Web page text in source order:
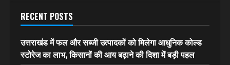
RECENT POSTS
उत्तराखंड में फल और सब्जी उत्पादकों को मिलेगा आधुनिक कोल्ड
स्टोरेज का लाभ, किसानों की आय बढ़ाने की दिशा में बड़ी पहल